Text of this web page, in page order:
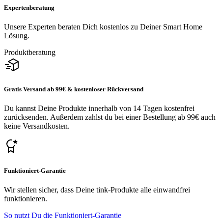
Expertenberatung
Unsere Experten beraten Dich kostenlos zu Deiner Smart Home
Lösung.
Produktberatung
Gratis Versand ab 99€ & kostenloser Rückversand
Du kannst Deine Produkte innerhalb von 14 Tagen kostenfrei
zurücksenden. Außerdem zahlst du bei einer Bestellung ab 99€ auch
keine Versandkosten.
Funktioniert-Garantie
Wir stellen sicher, dass Deine tink-Produkte alle einwandfrei
funktionieren.
So nutzt Du die Funktioniert-Garantie